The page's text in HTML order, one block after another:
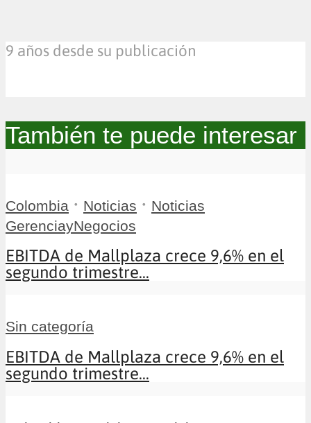
9 años desde su publicación
También te puede interesar
Colombia • Noticias • Noticias
GerenciayNegocios
EBITDA de Mallplaza crece 9,6% en el
segundo trimestre...
Sin categoría
EBITDA de Mallplaza crece 9,6% en el
segundo trimestre...